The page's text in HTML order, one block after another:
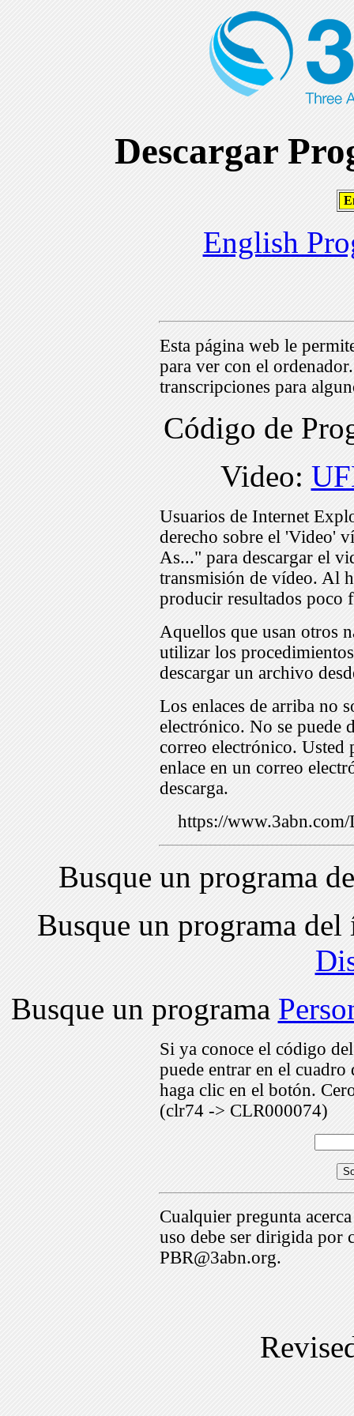
Descargar
English
Esta página web le
para ver con el
transcripciones para
Código de
Video:
Usuarios de Internet
derecho sobre el 'Video'
As..." para descargar el
transmisión de vídeo. Al
producir resultados poco
Aquellos que usan otros
utilizar los
descargar un archivo
Los enlaces de arriba no
electrónico. No se puede
correo electrónico. Usted
enlace en un correo
descarga.
https://
Busque un programa
Busque un programa
Busque un programa
Si ya conoce el código
puede entrar en el
haga clic en el botón.
(clr74 -> CLR000074)
Cualquier pregunta
uso debe ser dirigida por
PBR@3abn.org.